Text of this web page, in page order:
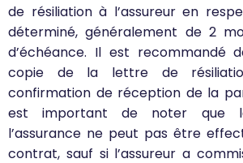
de résiliation à l’assureur en
déterminé, généralement de 2
d’échéance. Il est recommandé
copie de la lettre de
confirmation de réception de la
est important de noter que
l’assurance ne peut pas être
contrat, sauf si l’assureur a